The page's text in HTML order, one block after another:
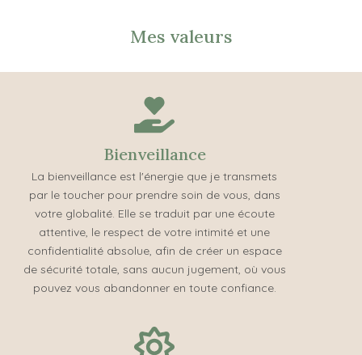
Mes valeurs
Bienveillance
La bienveillance est l'énergie que je transmets
par le toucher pour prendre soin de vous, dans
votre globalité. Elle se traduit par une écoute
attentive, le respect de votre intimité et une
confidentialité absolue, afin de créer un espace
de sécurité totale, sans aucun jugement, où vous
pouvez vous abandonner en toute confiance.